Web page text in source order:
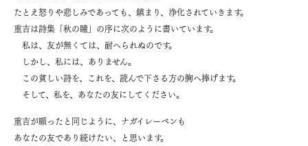
たとえ怒りや悲しみであっても、鎮まり、浄化されていきます。
重吉は詩集「秋の瞳」の序に次のように書いています。
私は、友が無くては、耐へられぬのです。
しかし、私には、ありません。
この貧しい詩を、これを、読んで下さる方の胸へ捧げます。
そして、私を、あなたの友にしてください。
重吉が願ったと同じように、ナガイレーベンも
あなたの友であり続けたい、と思います。